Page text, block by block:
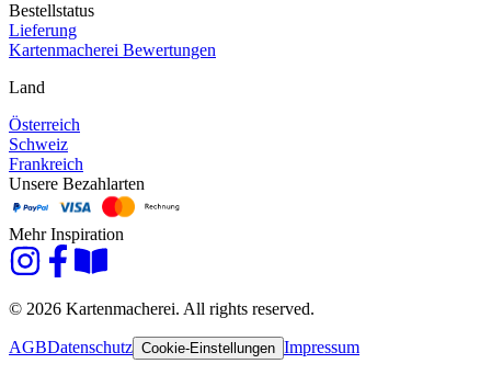
Bestellstatus
Lieferung
Kartenmacherei Bewertungen
Land
Österreich
Schweiz
Frankreich
Unsere Bezahlarten
Mehr Inspiration
© 2026 Kartenmacherei. All rights reserved.
AGBDatenschutz Cookie-Einstellungen Impressum